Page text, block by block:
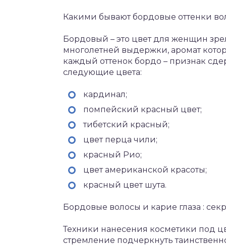
Какими бывают бордовые оттенки
Бордовый – это цвет для женщин
многолетней выдержки, аромат
каждый оттенок бордо – признак
следующие цвета:
кардинал;
помпейский красный цвет;
тибетский красный;
цвет перца чили;
красный Рио;
цвет американской красоты;
красный цвет шута.
Бордовые волосы и карие глаза :
Техники нанесения косметики под
стремление подчеркнуть